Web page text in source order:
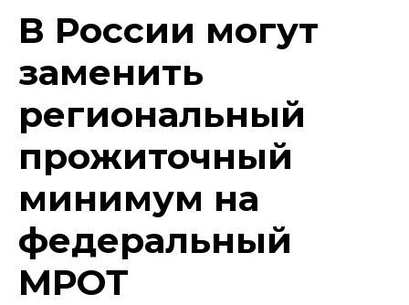
В России могут
заменить
региональный
прожиточный
минимум на
федеральный
МРОТ